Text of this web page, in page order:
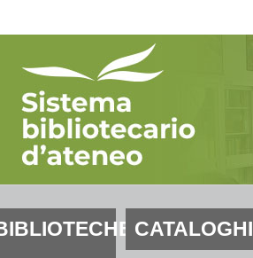
CATALOGHI